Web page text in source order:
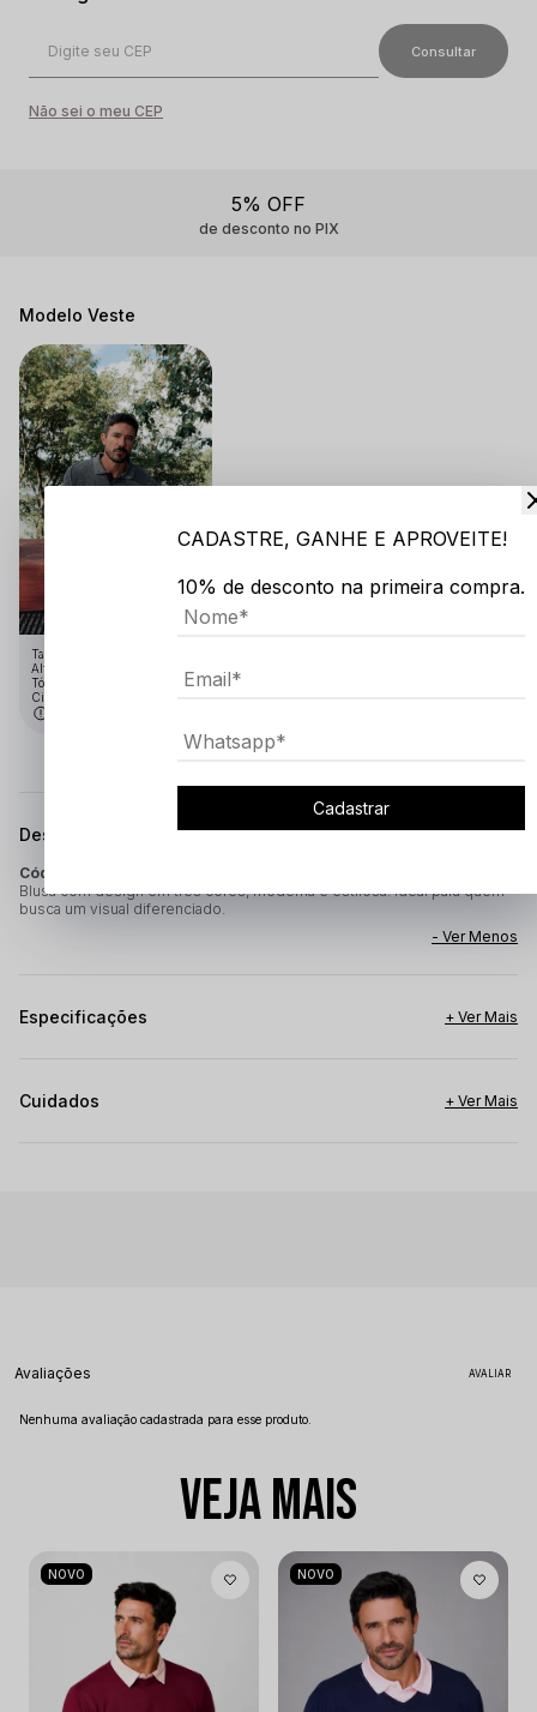
Não sei o meu CEP
5% OFF
de desconto no PIX
Modelo Veste
Tamanho:GG
Altura: 1.91
Tórax: 1.10
Cintura: 75
Descrição completa
Código identificador (SKU):
Blusa com design em três cores, moderna e estilosa. Ideal para quem
busca um visual diferenciado.
Especificações
Cuidados
Avaliações
Nenhuma avaliação cadastrada para esse produto.
VEJA MAIS
NOVO NOVO
CADASTRE, GANHE E APROVEITE!
10% de desconto na primeira compra.
Cadastrar